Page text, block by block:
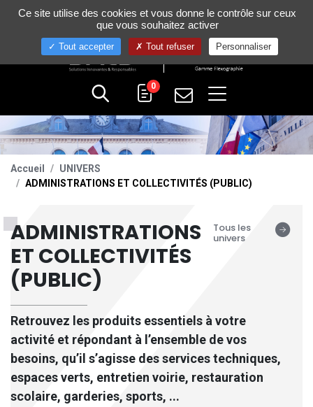
+33 (0)4 75 58 80 10
0
Accueil
UNIVERS
ADMINISTRATIONS ET COLLECTIVITÉS (PUBLIC)
ADMINISTRATIONS
ET COLLECTIVITÉS
(PUBLIC)
Retrouvez les produits essentiels à votre
activité et répondant à l’ensemble de vos
besoins, qu’il s’agisse des services techniques,
espaces verts, entretien voirie, restauration
scolaire, garderies, sports, ...
Tous les
univers
Gestion de vos préférences sur les cookies
Ce site utilise des cookies et vous donne le contrôle sur ceux
que vous souhaitez activer
Tout accepter Tout refuser Personnaliser